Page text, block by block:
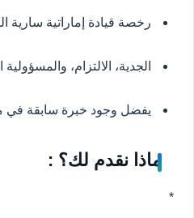
رخصة قيادة إماراتية سارية
الجدية، الالتزام،
يفضل وجود خبرة سابقة في
ماذا نقدم لك؟ :
*